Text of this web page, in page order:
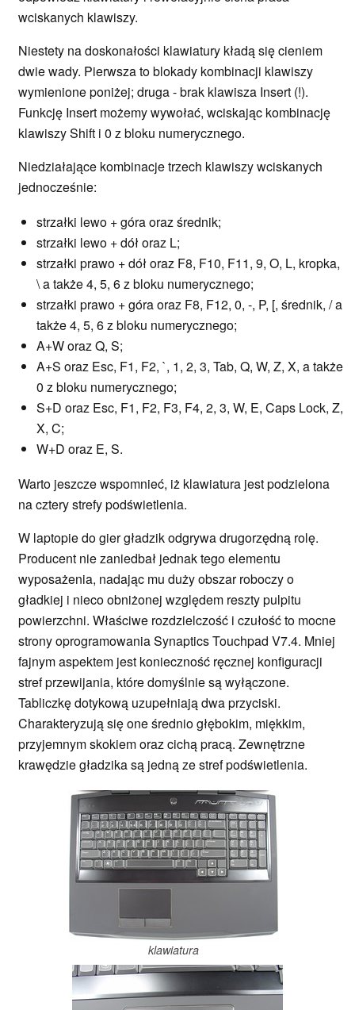
wciskanych klawiszy.
Niestety na doskonałości klawiatury kładą się cieniem
dwie wady. Pierwsza to blokady kombinacji klawiszy
wymienione poniżej; druga - brak klawisza Insert (!).
Funkcję Insert możemy wywołać, wciskając kombinację
klawiszy Shift i 0 z bloku numerycznego.
Niedziałające kombinacje trzech klawiszy wciskanych
jednocześnie:
strzałki lewo + góra oraz średnik;
strzałki lewo + dół oraz L;
strzałki prawo + dół oraz F8, F10, F11, 9, O, L, kropka,
\ a także 4, 5, 6 z bloku numerycznego;
strzałki prawo + góra oraz F8, F12, 0, -, P, [, średnik, / a
także 4, 5, 6 z bloku numerycznego;
A+W oraz Q, S;
A+S oraz Esc, F1, F2, `, 1, 2, 3, Tab, Q, W, Z, X, a także
0 z bloku numerycznego;
S+D oraz Esc, F1, F2, F3, F4, 2, 3, W, E, Caps Lock, Z,
X, C;
W+D oraz E, S.
Warto jeszcze wspomnieć, iż klawiatura jest podzielona
na cztery strefy podświetlenia.
W laptopie do gier gładzik odgrywa drugorzędną rolę.
Producent nie zaniedbał jednak tego elementu
wyposażenia, nadając mu duży obszar roboczy o
gładkiej i nieco obniżonej względem reszty pulpitu
powierzchni. Właściwe rozdzielczość i czułość to mocne
strony oprogramowania Synaptics Touchpad V7.4. Mniej
fajnym aspektem jest konieczność ręcznej konfiguracji
stref przewijania, które domyślnie są wyłączone.
Tabliczkę dotykową uzupełniają dwa przyciski.
Charakteryzują się one średnio głębokim, miękkim,
przyjemnym skokiem oraz cichą pracą. Zewnętrzne
krawędzie gładzika są jedną ze stref podświetlenia.
klawiatura